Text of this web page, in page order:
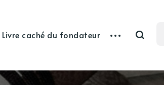
Livre caché du fondateur